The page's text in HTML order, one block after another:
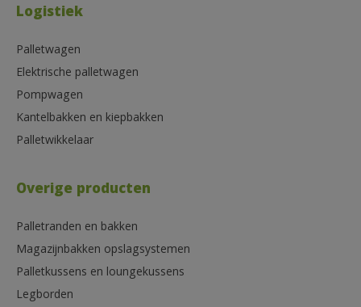
Logistiek
Palletwagen
Elektrische palletwagen
Pompwagen
Kantelbakken en kiepbakken
Palletwikkelaar
Overige producten
Palletranden en bakken
Magazijnbakken opslagsystemen
Palletkussens en loungekussens
Legborden